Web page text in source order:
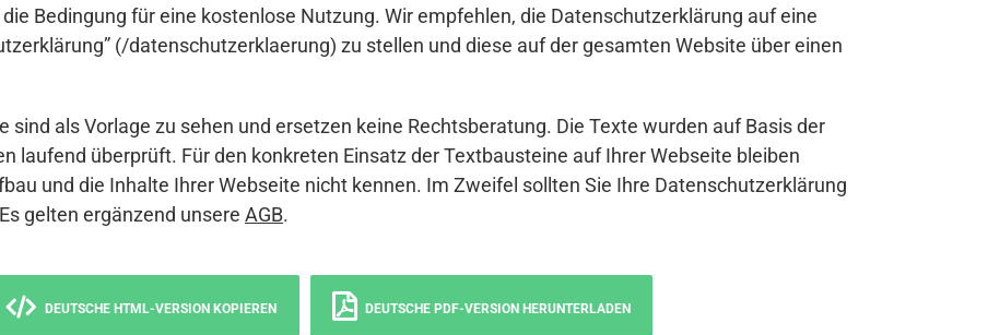
Bedingung für eine kostenlose Nutzung. Wir empfehlen, die Datenschutzerklärung auf eine
(/datenschutzerklaerung) zu stellen und diese auf der gesamten Website über einen
sind als Vorlage zu sehen und ersetzen keine Rechtsberatung. Die Texte wurden auf Basis der
laufend überprüft. Für den konkreten Einsatz der Textbausteine auf Ihrer Webseite bleiben
und die Inhalte Ihrer Webseite nicht kennen. Im Zweifel sollten Sie Ihre Datenschutzerklärung
gelten ergänzend unsere AGB.
DEUTSCHE HTML-VERSION KOPIEREN DEUTSCHE PDF-VERSION HERUNTERLADEN